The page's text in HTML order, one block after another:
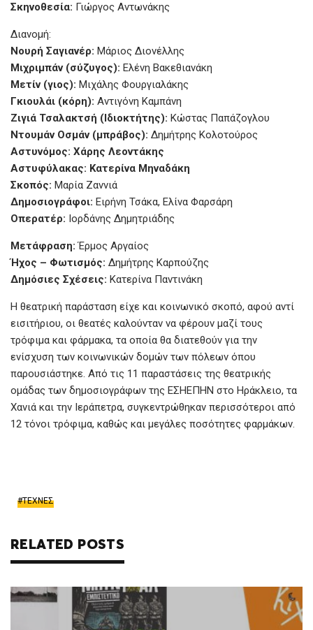
Σκηνοθεσία: Γιώργος Αντωνάκης
Διανομή:
Νουρή Σαγιανέρ: Μάριος Διονέλλης
Μιχριμπάν (σύζυγος): Ελένη Βακεθιανάκη
Μετίν (γιος): Μιχάλης Φουργιαλάκης
Γκιουλάι (κόρη): Αντιγόνη Καμπάνη
Ζιγιά Τσαλακτσή (Ιδιοκτήτης): Κώστας Παπάζογλου
Ντουμάν Οσμάν (μπράβος): Δημήτρης Κολοτούρος
Αστυνόμος: Χάρης Λεοντάκης
Αστυφύλακας: Κατερίνα Μηναδάκη
Σκοπός: Μαρία Ζαννιά
Δημοσιογράφοι: Ειρήνη Τσάκα, Ελίνα Φαρσάρη
Οπερατέρ: Ιορδάνης Δημητριάδης
Μετάφραση: Έρμος Αργαίος
Ήχος – Φωτισμός: Δημήτρης Καρπούζης
Δημόσιες Σχέσεις: Κατερίνα Παντινάκη
Η θεατρική παράσταση είχε και κοινωνικό σκοπό, αφού αντί
εισιτήριου, οι θεατές καλούνταν να φέρουν μαζί τους
τρόφιμα και φάρμακα, τα οποία θα διατεθούν για την
ενίσχυση των κοινωνικών δομών των πόλεων όπου
παρουσιάστηκε. Από τις 11 παραστάσεις της θεατρικής
ομάδας των δημοσιογράφων της ΕΣΗΕΠΗΝ στο Ηράκλειο, τα
Χανιά και την Ιεράπετρα, συγκεντρώθηκαν περισσότεροι από
12 τόνοι τρόφιμα, καθώς και μεγάλες ποσότητες φαρμάκων.
ΤΕΧΝΕΣ
RELATED POSTS